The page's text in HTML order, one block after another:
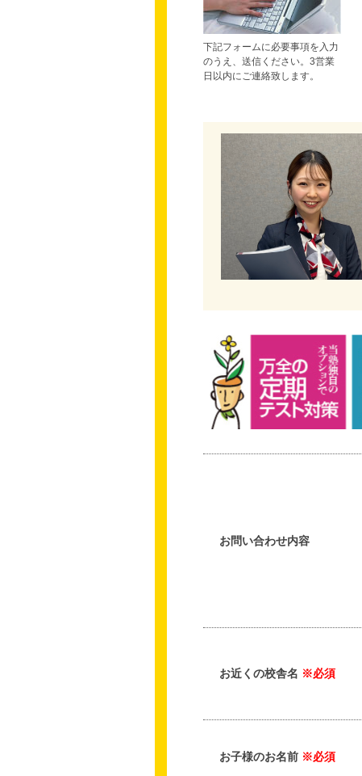
下記フォームに必要事項を入力
のうえ、送信ください。3営業
日以内にご連絡致します。
お問い合わせ内容
お近くの校舎名 ※必須
お子様のお名前 ※必須